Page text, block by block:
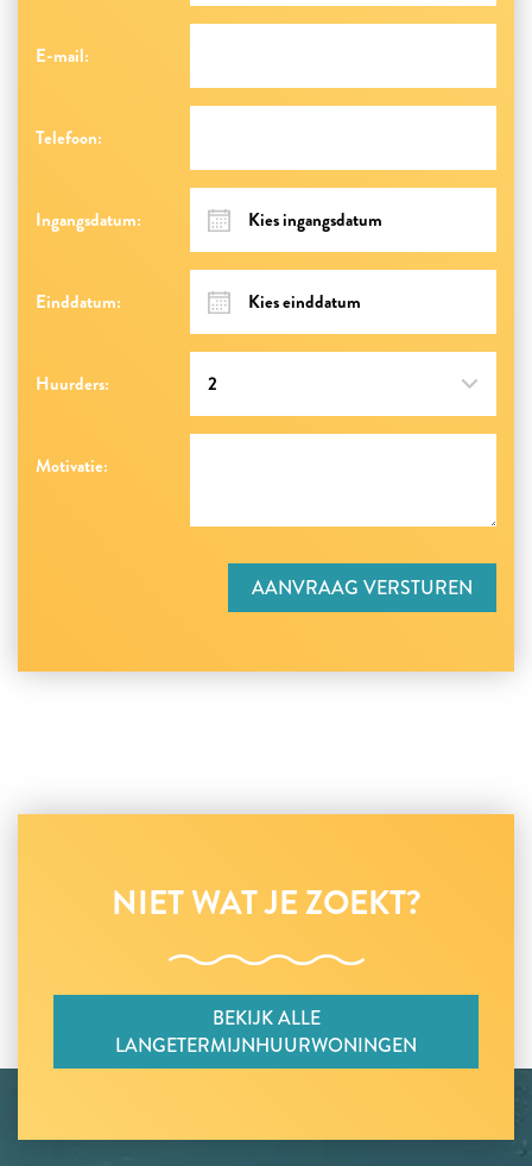
E-mail:
Telefoon:
Ingangsdatum:
Einddatum:
Huurders:
Motivatie:
AANVRAAG VERSTUREN
NIET WAT JE ZOEKT?
BEKIJK ALLE
LANGETERMIJNHUURWONINGEN